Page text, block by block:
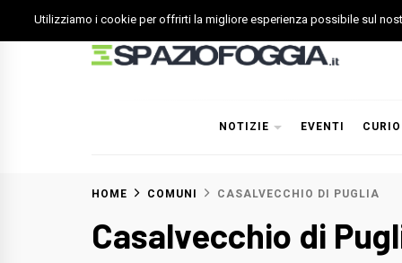
to
NOTIZIE EVENTI
HOME COMUNI CASALVECCHIO DI PUGLIA
Casalvecchio di
Utilizziamo i cookie per offrirti la migliore esperienza possibile sul